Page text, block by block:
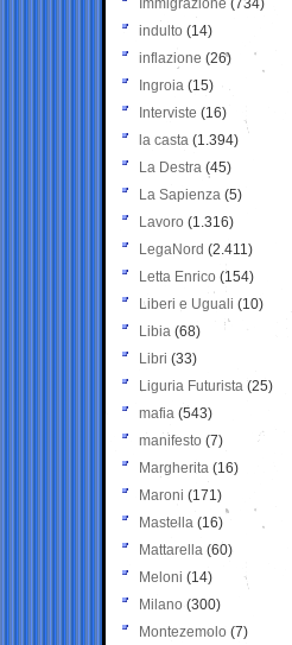
Immigrazione (734)
indulto (14)
inflazione (26)
Ingroia (15)
Interviste (16)
la casta (1.394)
La Destra (45)
La Sapienza (5)
Lavoro (1.316)
LegaNord (2.411)
Letta Enrico (154)
Liberi e Uguali (10)
Libia (68)
Libri (33)
Liguria Futurista (25)
mafia (543)
manifesto (7)
Margherita (16)
Maroni (171)
Mastella (16)
Mattarella (60)
Meloni (14)
Milano (300)
Montezemolo (7)